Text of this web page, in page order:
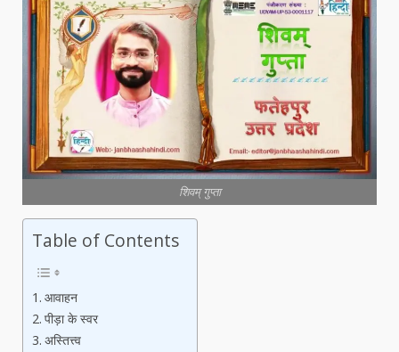
शिवम् गुप्ता
Table of Contents
आवाहन
पीड़ा के स्वर
अस्तित्त्व